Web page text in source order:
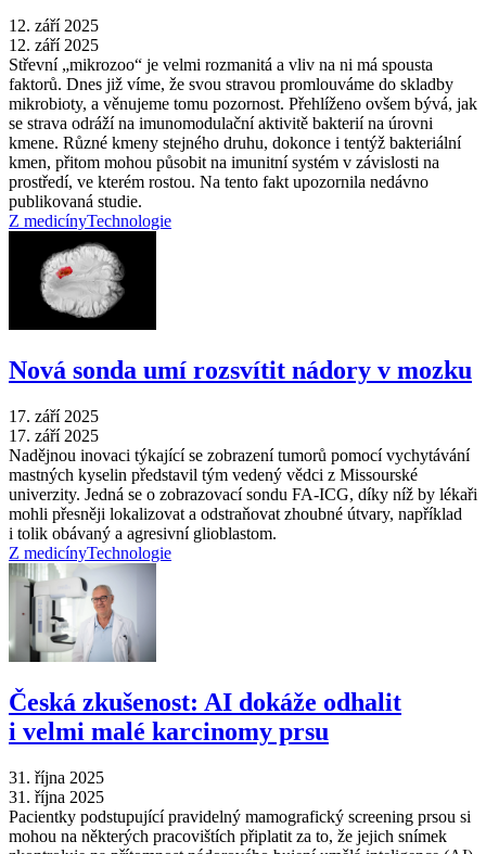
12. září 2025
12. září 2025
Střevní „mikrozoo“ je velmi rozmanitá a vliv na ni má spousta
faktorů. Dnes již víme, že svou stravou promlouváme do skladby
mikrobioty, a věnujeme tomu pozornost. Přehlíženo ovšem bývá, jak
se strava odráží na imunomodulační aktivitě bakterií na úrovni
kmene. Různé kmeny stejného druhu, dokonce i tentýž bakteriální
kmen, přitom mohou působit na imunitní systém v závislosti na
prostředí, ve kterém rostou. Na tento fakt upozornila nedávno
publikovaná studie.
Z medicínyTechnologie
Nová sonda umí rozsvítit nádory v mozku
17. září 2025
17. září 2025
Nadějnou inovaci týkající se zobrazení tumorů pomocí vychytávání
mastných kyselin představil tým vedený vědci z Missourské
univerzity. Jedná se o zobrazovací sondu FA-ICG, díky níž by lékaři
mohli přesněji lokalizovat a odstraňovat zhoubné útvary, například
i tolik obávaný a agresivní glioblastom.
Z medicínyTechnologie
Česká zkušenost: AI dokáže odhalit
i velmi malé karcinomy prsu
31. října 2025
31. října 2025
Pacientky podstupující pravidelný mamografický screening prsou si
mohou na některých pracovištích připlatit za to, že jejich snímek